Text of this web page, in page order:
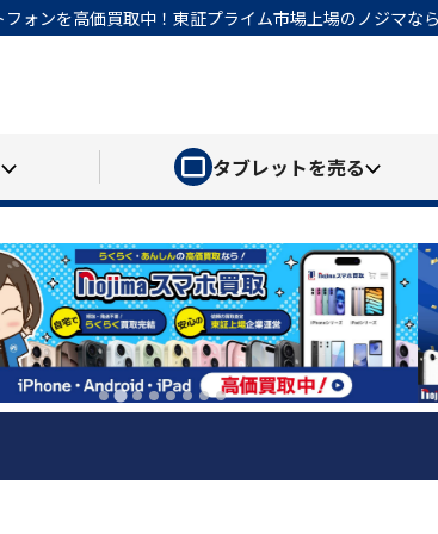
ォンを高価買取中！東証プライム市場上場のノジマな
タブレットを売る